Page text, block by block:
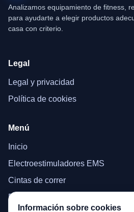
Analizamos equipamiento de fitness,
para ayudarte a elegir productos
casa con criterio.
Legal
Legal y privacidad
Política de cookies
Menú
Inicio
Electroestimuladores EMS
Cintas de correr
Bicicletas estáticas
Información sobre cookies